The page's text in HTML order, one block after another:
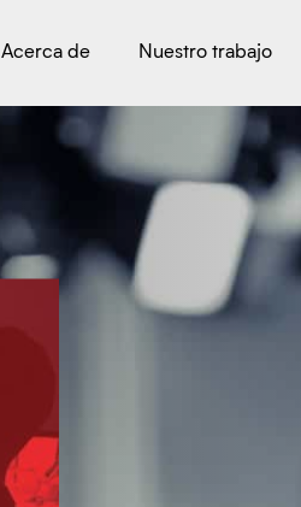
Acerca de Nuestro trabajo